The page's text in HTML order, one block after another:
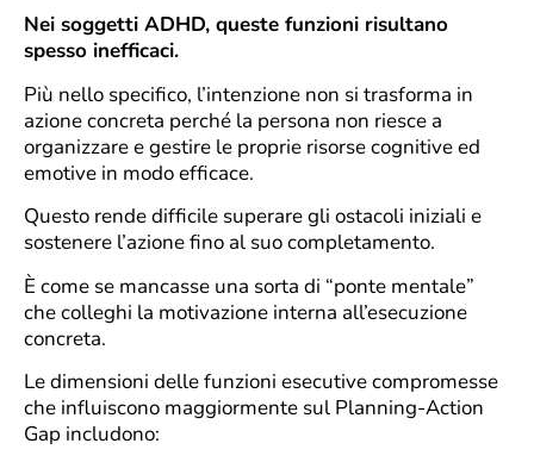
Nei soggetti ADHD, queste funzioni risultano
spesso inefficaci.
Più nello specifico, l’intenzione non si trasforma in
azione concreta perché la persona non riesce a
organizzare e gestire le proprie risorse cognitive ed
emotive in modo efficace.
Questo rende difficile superare gli ostacoli iniziali e
sostenere l’azione fino al suo completamento.
È come se mancasse una sorta di “ponte mentale”
che colleghi la motivazione interna all’esecuzione
concreta.
Le dimensioni delle funzioni esecutive compromesse
che influiscono maggiormente sul Planning-Action
Gap includono: